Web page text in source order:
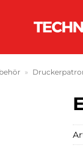
»